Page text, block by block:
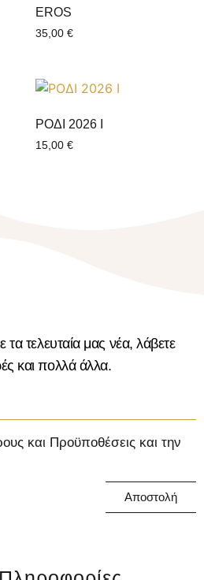
EROS
35,00 €
ΡΟΔΙ 2026 Ι
15,00 €
τα τελευταία μας νέα, λάβετε
και πολλά άλλα.
και Προϋποθέσεις και την
Αποστολή